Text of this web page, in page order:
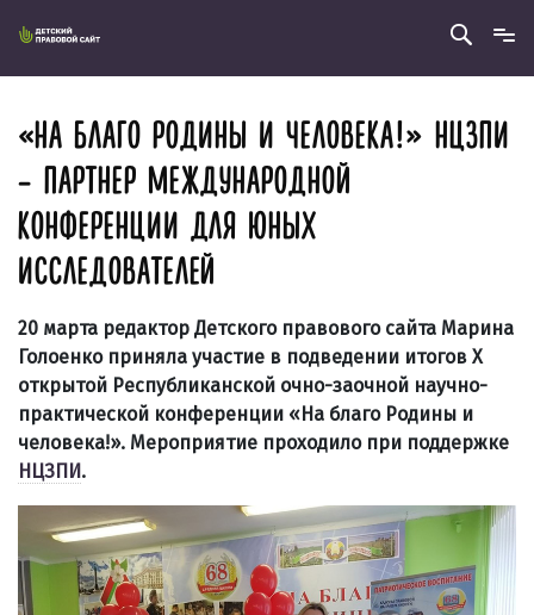
«НА БЛАГО РОДИНЫ И ЧЕЛОВЕКА!» НЦЗПИ
– ПАРТНЕР МЕЖДУНАРОДНОЙ
КОНФЕРЕНЦИИ ДЛЯ ЮНЫХ
ИССЛЕДОВАТЕЛЕЙ
20 марта редактор Детского правового сайта Марина
Голоенко приняла участие в подведении итогов X
открытой Республиканской очно-заочной научно-
практической конференции «На благо Родины и
человека!». Мероприятие проходило при поддержке
НЦЗПИ.